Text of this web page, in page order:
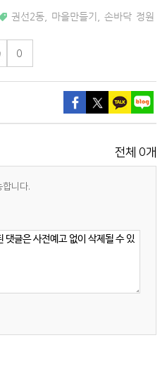
권선2동 마을만들기 손바닥 정원
0
전체 0개
니다.